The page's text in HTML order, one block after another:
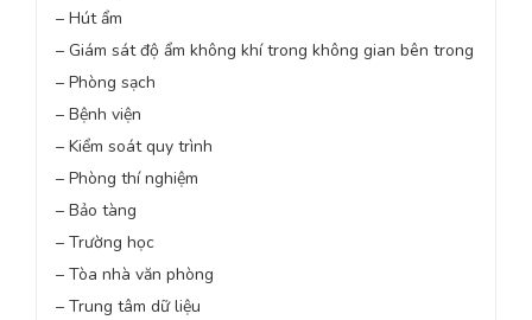
– Hút ẩm
– Giám sát độ ẩm không khí trong không gian bên trong
– Phòng sạch
– Bệnh viện
– Kiểm soát quy trình
– Phòng thí nghiệm
– Bảo tàng
– Trường học
– Tòa nhà văn phòng
– Trung tâm dữ liệu